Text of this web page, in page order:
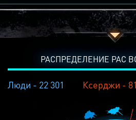
РАСПРЕДЕЛЕНИЕ РАС
Люди - 22 301 Ксерджи -